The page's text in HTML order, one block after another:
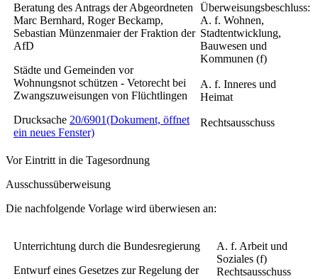
Beratung des Antrags der Abgeordneten
Marc Bernhard, Roger Beckamp,
Sebastian Münzenmaier der Fraktion der
AfD
Städte und Gemeinden vor
Wohnungsnot schützen - Vetorecht bei
Zwangszuweisungen von Flüchtlingen
Drucksache 20/6901(Dokument, öffnet
ein neues Fenster)
Überweisungsbeschluss:
A. f. Wohnen,
Stadtentwicklung,
Bauwesen und
Kommunen (f)
A. f. Inneres und
Heimat
Rechtsausschuss
Vor Eintritt in die Tagesordnung
Ausschussüberweisung
Die nachfolgende Vorlage wird überwiesen an:
Unterrichtung durch die Bundesregierung
Entwurf eines Gesetzes zur Regelung der
A. f. Arbeit und
Soziales (f)
Rechtsausschuss